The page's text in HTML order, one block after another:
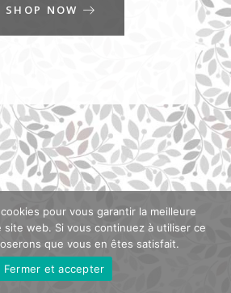
SHOP NOW
pour vous garantir la meilleure
web. Si vous continuez à utiliser ce
que vous en êtes satisfait.
Fermer et accepter